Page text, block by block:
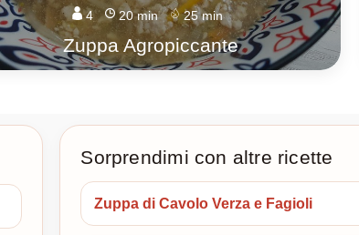
4 20 min 25 min
Zuppa Agropiccante
Sorprendimi con altre ricette
Zuppa di Cavolo Verza e Fagioli